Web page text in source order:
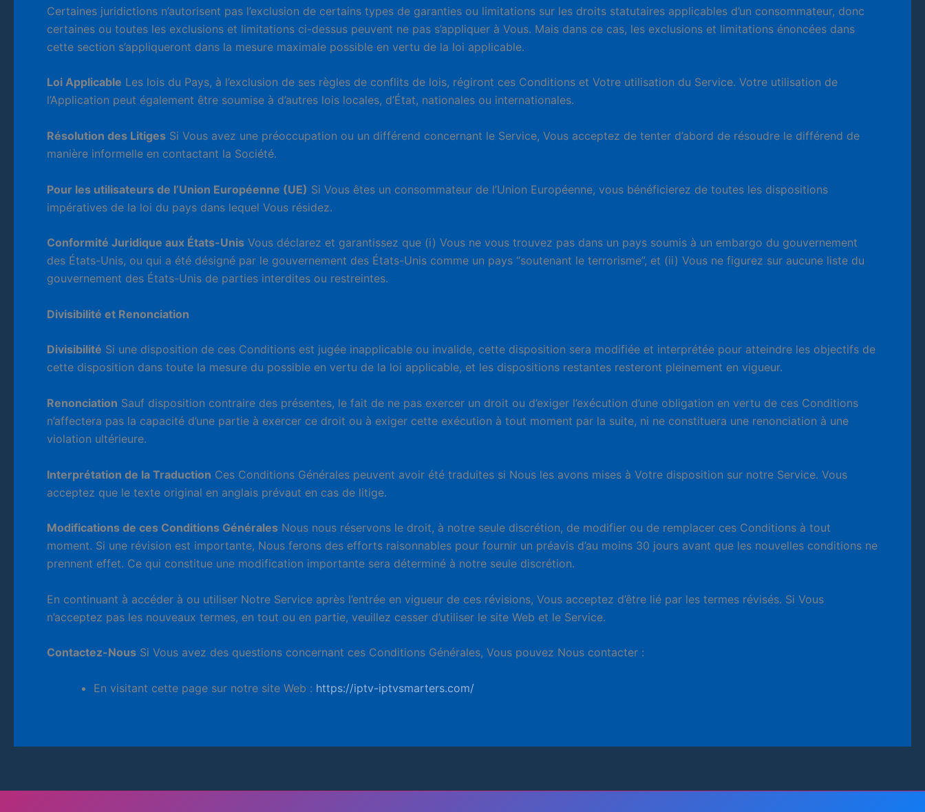
Certaines juridictions n’autorisent pas l’exclusion de certains types de garanties ou limitations sur les droits statutaires applicables d’un consommateur, donc
certaines ou toutes les exclusions et limitations ci-dessus peuvent ne pas s’appliquer à Vous. Mais dans ce cas, les exclusions et limitations énoncées dans
cette section s’appliqueront dans la mesure maximale possible en vertu de la loi applicable.
Loi Applicable Les lois du Pays, à l’exclusion de ses règles de conflits de lois, régiront ces Conditions et Votre utilisation du Service. Votre utilisation de
l’Application peut également être soumise à d’autres lois locales, d’État, nationales ou internationales.
Résolution des Litiges Si Vous avez une préoccupation ou un différend concernant le Service, Vous acceptez de tenter d’abord de résoudre le différend de
manière informelle en contactant la Société.
Pour les utilisateurs de l’Union Européenne (UE) Si Vous êtes un consommateur de l’Union Européenne, vous bénéficierez de toutes les dispositions
impératives de la loi du pays dans lequel Vous résidez.
Conformité Juridique aux États-Unis Vous déclarez et garantissez que (i) Vous ne vous trouvez pas dans un pays soumis à un embargo du gouvernement
des États-Unis, ou qui a été désigné par le gouvernement des États-Unis comme un pays “soutenant le terrorisme”, et (ii) Vous ne figurez sur aucune liste du
gouvernement des États-Unis de parties interdites ou restreintes.
Divisibilité et Renonciation
Divisibilité Si une disposition de ces Conditions est jugée inapplicable ou invalide, cette disposition sera modifiée et interprétée pour atteindre les objectifs de
cette disposition dans toute la mesure du possible en vertu de la loi applicable, et les dispositions restantes resteront pleinement en vigueur.
Renonciation Sauf disposition contraire des présentes, le fait de ne pas exercer un droit ou d’exiger l’exécution d’une obligation en vertu de ces Conditions
n’affectera pas la capacité d’une partie à exercer ce droit ou à exiger cette exécution à tout moment par la suite, ni ne constituera une renonciation à une
violation ultérieure.
Interprétation de la Traduction Ces Conditions Générales peuvent avoir été traduites si Nous les avons mises à Votre disposition sur notre Service. Vous
acceptez que le texte original en anglais prévaut en cas de litige.
Modifications de ces Conditions Générales Nous nous réservons le droit, à notre seule discrétion, de modifier ou de remplacer ces Conditions à tout
moment. Si une révision est importante, Nous ferons des efforts raisonnables pour fournir un préavis d’au moins 30 jours avant que les nouvelles conditions ne
prennent effet. Ce qui constitue une modification importante sera déterminé à notre seule discrétion.
En continuant à accéder à ou utiliser Notre Service après l’entrée en vigueur de ces révisions, Vous acceptez d’être lié par les termes révisés. Si Vous
n’acceptez pas les nouveaux termes, en tout ou en partie, veuillez cesser d’utiliser le site Web et le Service.
Contactez-Nous Si Vous avez des questions concernant ces Conditions Générales, Vous pouvez Nous contacter :
En visitant cette page sur notre site Web : https://iptv-iptvsmarters.com/